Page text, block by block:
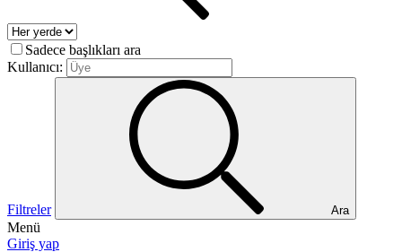
Sadece başlıkları ara
Kullanıcı:
Filtreler Ara
Menü
Giriş yap